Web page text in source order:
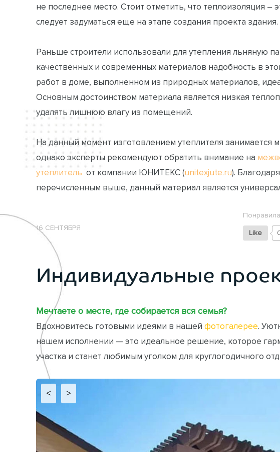
не последнее место. Стоит отметить, что теплоизоляция –
следует задуматься еще на этапе создания проекта здания.
Раньше строители использовали для утепления льняную
качественных и современных материалов надобность в
работ в доме, выполненном из природных материалов,
Основным достоинством материала является низкая
удалять лишнюю влагу из помещений.
На данный момент изготовлением утеплителя занимается
однако эксперты рекомендуют обратить внимание на
утеплитель от компании ЮНИТЕКС (unitexjute.ru).
перечисленным выше, данный материал является
16 СЕНТЯБРЯ
Like
Индивидуальные
Мечтаете о месте, где собирается вся семья?
Вдохновитесь готовыми идеями в нашей фотогалерее .
нашем исполнении — это идеальное решение, которое
участка и станет любимым уголком для круглогодичного
< >